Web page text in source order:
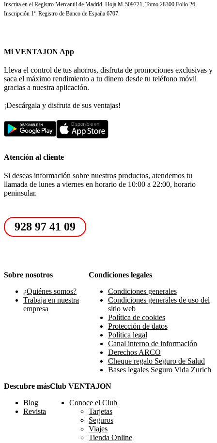
Inscrita en el Registro Mercantil de Madrid, Hoja M-509721, Tomo 28300 Folio 26.
Inscripción 1ª. Registro de Banco de España 6707.
Mi VENTAJON App
Lleva el control de tus ahorros, disfruta de promociones exclusivas y
saca el máximo rendimiento a tu dinero desde tu teléfono móvil
gracias a nuestra aplicación.
¡Descárgala y disfruta de sus ventajas!
Atención al cliente
Si deseas información sobre nuestros productos, atendemos tu
llamada de lunes a viernes en horario de 10:00 a 22:00, horario
peninsular.
928 97 41 09
Sobre nosotros
¿Quiénes somos?
Trabaja en nuestra
empresa
Condiciones legales
Condiciones generales
Condiciones generales de uso del
sitio web
Política de cookies
Protección de datos
Política legal
Canal interno de información
Derechos ARCO
Cheque regalo Seguro de Salud
Bases legales Seguro Vida Zurich
Descubre más
Blog
Revista
Club VENTAJON
Conoce el Club
Tarjetas
Seguros
Viajes
Tienda Online